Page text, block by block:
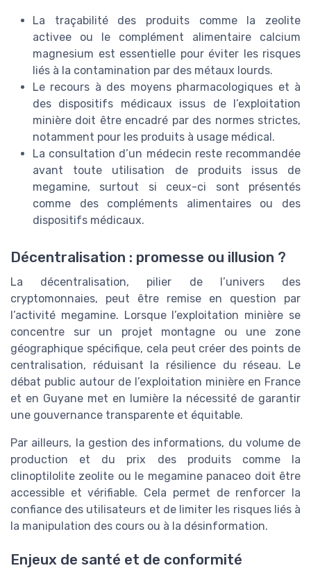
La traçabilité des produits comme la zeolite
activee ou le complément alimentaire calcium
magnesium est essentielle pour éviter les risques
liés à la contamination par des métaux lourds.
Le recours à des moyens pharmacologiques et à
des dispositifs médicaux issus de l’exploitation
minière doit être encadré par des normes strictes,
notamment pour les produits à usage médical.
La consultation d’un médecin reste recommandée
avant toute utilisation de produits issus de
megamine, surtout si ceux-ci sont présentés
comme des compléments alimentaires ou des
dispositifs médicaux.
Décentralisation : promesse ou illusion ?
La décentralisation, pilier de l’univers des
cryptomonnaies, peut être remise en question par
l’activité megamine. Lorsque l’exploitation minière se
concentre sur un projet montagne ou une zone
géographique spécifique, cela peut créer des points de
centralisation, réduisant la résilience du réseau. Le
débat public autour de l’exploitation minière en France
et en Guyane met en lumière la nécessité de garantir
une gouvernance transparente et équitable.
Par ailleurs, la gestion des informations, du volume de
production et du prix des produits comme la
clinoptilolite zeolite ou le megamine panaceo doit être
accessible et vérifiable. Cela permet de renforcer la
confiance des utilisateurs et de limiter les risques liés à
la manipulation des cours ou à la désinformation.
Enjeux de santé et de conformité